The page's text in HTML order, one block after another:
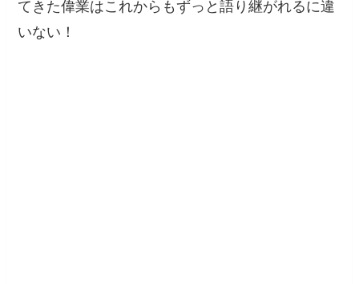
てきた偉業はこれからもずっと語り継がれるに違
いない！